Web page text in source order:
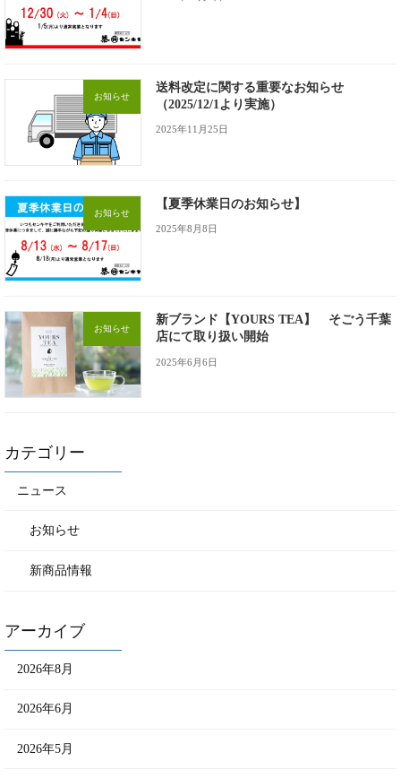
お知らせ
送料改定に関する重要なお知らせ
（2025/12/1より実施）
2025年11月25日
お知らせ
【夏季休業日のお知らせ】
2025年8月8日
お知らせ
新ブランド【YOURS TEA】 そごう千葉
店にて取り扱い開始
2025年6月6日
カテゴリー
ニュース
お知らせ
新商品情報
アーカイブ
2026年8月
2026年6月
2026年5月